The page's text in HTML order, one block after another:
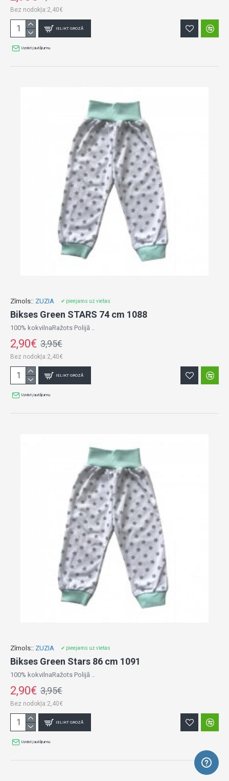
Bez nodokļa:2,40€
IELIKT GROZĀ
Uzdot jautājumu
Zīmols:: ZUZIA ✔ pieejams uz vietas
Bikses Green STARS 74 cm 1088
100% kokvilnaRažots Polijā ..
2,90€ 3,95€
Bez nodokļa:2,40€
IELIKT GROZĀ
Uzdot jautājumu
Zīmols:: ZUZIA ✔ pieejams uz vietas
Bikses Green Stars 86 cm 1091
100% kokvilnaRažots Polijā ..
2,90€ 3,95€
Bez nodokļa:2,40€
IELIKT GROZĀ
Uzdot jautājumu